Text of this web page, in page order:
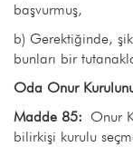
başvurmuş,
b) Gerektiğinde,
bunları bir
Oda Onur
Madde 85: Onur
bilirkişi kurulu